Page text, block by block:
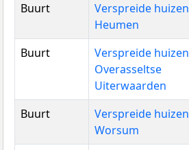
Buurt
Verspreide huizen
Heumen
Buurt
Verspreide huizen
Overasseltse
Uiterwaarden
Buurt
Verspreide huizen
Worsum